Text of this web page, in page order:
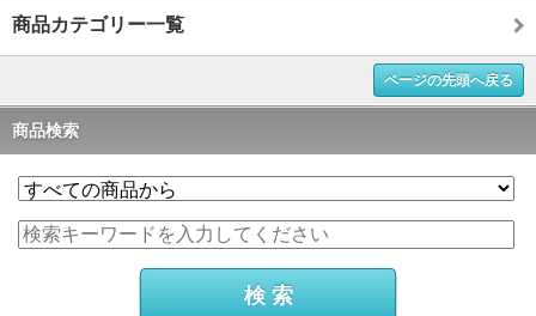
商品カテゴリー一覧
ページの先頭へ戻る
商品検索